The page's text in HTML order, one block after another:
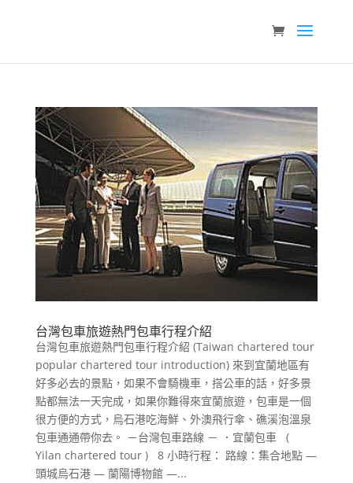
台灣包車旅遊熱門包車行程介紹
台灣包車旅遊熱門包車行程介紹 (Taiwan chartered tour
popular chartered tour introduction) 來到宜蘭地區有
好多必去的景點，如果不會騎機車，搭公車的話，好多景
點都無法一天完成，如果你難得來宜蘭旅遊，包車是一個
很方便的方式，烏石港吃海鮮、外澳飛行傘、礁溪泡溫泉
包車通通帶你去。 －台灣包車路線 － ．宜蘭包車 (
Yilan chartered tour ) 8 小時行程： 路線：集合地點 —
頭城烏石港 — 蘭陽博物館 —...